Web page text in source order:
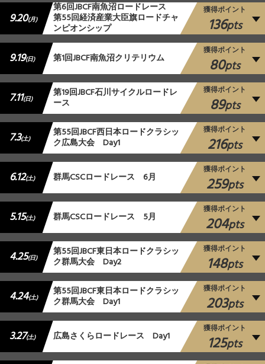
9.20(月)
第6回JBCF南魚沼ロードレース
第55回経済産業大臣旗ロードチャ
ンピオンシップ
獲得ポイント
136pts
9.19(日) 第1回JBCF南魚沼クリテリウム
獲得ポイント
80pts
7.11(日) 第19回JBCF石川サイクルロードレ
ース
獲得ポイント
89pts
7.3(土) 第55回JBCF西日本ロードクラシッ
ク広島大会 Day1
獲得ポイント
216pts
6.12(土) 群⾺CSCロードレース 6月
獲得ポイント
259pts
5.15(土) 群馬CSCロードレース 5月
獲得ポイント
204pts
4.25(日) 第55回JBCF東日本ロードクラシッ
ク群馬大会 Day2
獲得ポイント
148pts
4.24(土) 第55回JBCF東日本ロードクラシッ
ク群馬大会 Day1
獲得ポイント
203pts
3.27(土) 広島さくらロードレース Day1
獲得ポイント
125pts